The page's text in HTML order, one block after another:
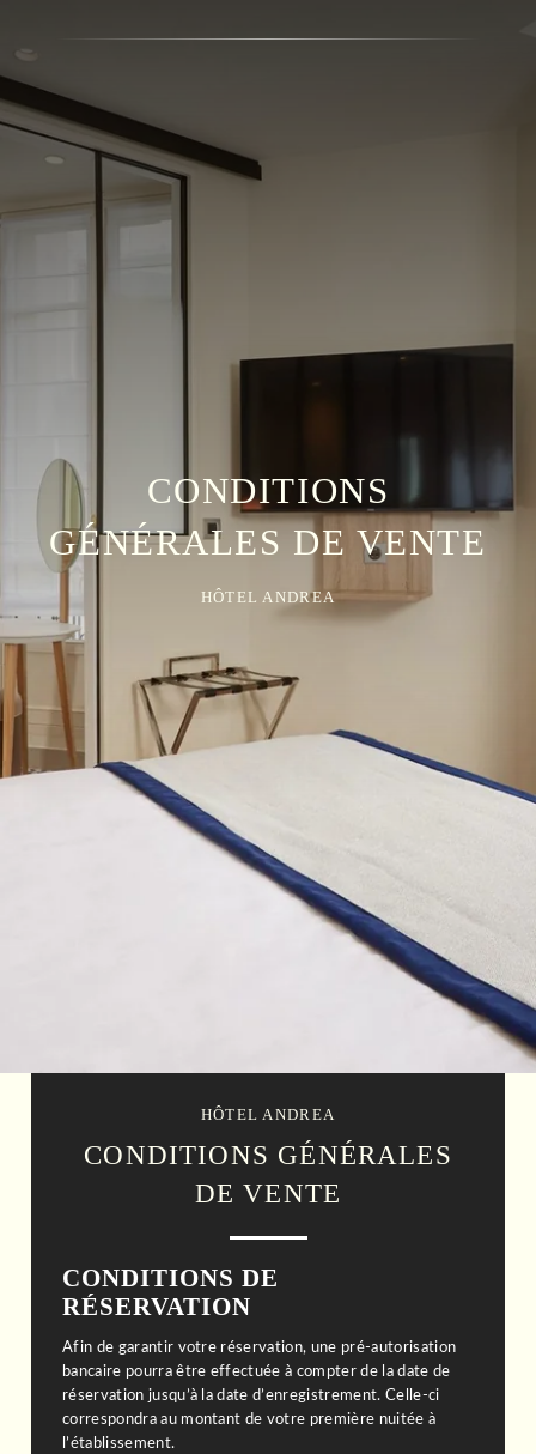
CONDITIONS
GÉNÉRALES DE VENTE
HÔTEL ANDREA
HÔTEL ANDREA
CONDITIONS GÉNÉRALES
DE VENTE
CONDITIONS DE
RÉSERVATION
Afin de garantir votre réservation, une pré-autorisation
bancaire pourra être effectuée à compter de la date de
réservation jusqu’à la date d’enregistrement. Celle-ci
correspondra au montant de votre première nuitée à
l’établissement.